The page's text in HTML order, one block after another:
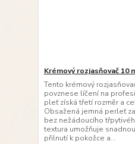
Krémový rozjasňovač 10
Tento krémový
povznese líčení na
pleť získá třetí rozměr a
Obsažená jemná perleť
bez nežádoucího
textura umožňuje
přilnutí k pokožce a...